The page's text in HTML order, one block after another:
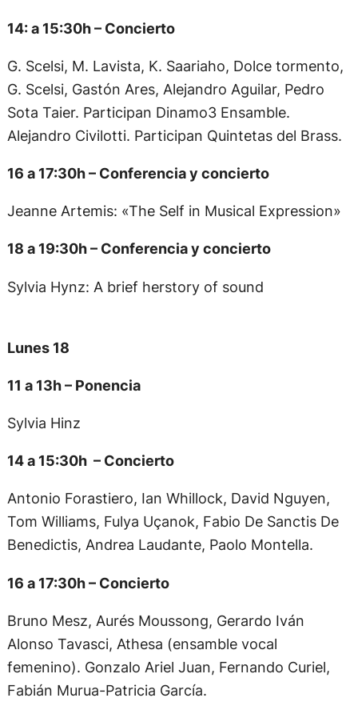
14: a 15:30h – Concierto
G. Scelsi, M. Lavista, K. Saariaho, Dolce tormento,
G. Scelsi, Gastón Ares, Alejandro Aguilar, Pedro
Sota Taier. Participan Dinamo3 Ensamble.
Alejandro Civilotti. Participan Quintetas del Brass.
16 a 17:30h – Conferencia y concierto
Jeanne Artemis: «The Self in Musical Expression»
18 a 19:30h – Conferencia y concierto
Sylvia Hynz: A brief herstory of sound
Lunes 18
11 a 13h – Ponencia
Sylvia Hinz
14 a 15:30h – Concierto
Antonio Forastiero, Ian Whillock, David Nguyen,
Tom Williams, Fulya Uçanok, Fabio De Sanctis De
Benedictis, Andrea Laudante, Paolo Montella.
16 a 17:30h – Concierto
Bruno Mesz, Aurés Moussong, Gerardo Iván
Alonso Tavasci, Athesa (ensamble vocal
femenino). Gonzalo Ariel Juan, Fernando Curiel,
Fabián Murua-Patricia García.